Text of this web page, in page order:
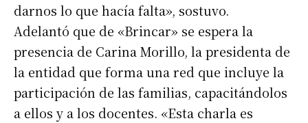
darnos lo que hacía falta», sostuvo.
Adelantó que de «Brincar» se espera la
presencia de Carina Morillo, la presidenta de
la entidad que forma una red que incluye la
participación de las familias, capacitándolos
a ellos y a los docentes. «Esta charla es